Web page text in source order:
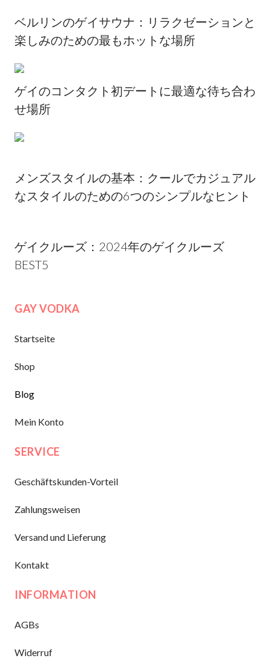
ベルリンのゲイサウナ：リラクゼーションと
楽しみのための最もホットな場所
ゲイのコンタクト初デートに最適な待ち合わ
せ場所
メンズスタイルの基本：クールでカジュアル
なスタイルのための6つのシンプルなヒント
ゲイクルーズ：2024年のゲイクルーズ
BEST5
GAY VODKA
Startseite
Shop
Blog
Mein Konto
SERVICE
Geschäftskunden-Vorteil
Zahlungsweisen
Versand und Lieferung
Kontakt
INFORMATION
AGBs
Widerruf